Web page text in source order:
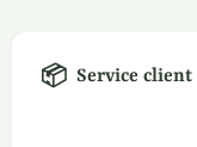
📦 Service client